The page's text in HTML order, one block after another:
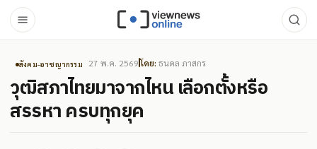
สังคม-อาชญากรรม 27 พ.ค. 2569โดย: ธนดล ภาสกร
วุฒิสภาไทยมาจากไหน เลือกตั้งหรือ
สรรหา ครบทุกยุค